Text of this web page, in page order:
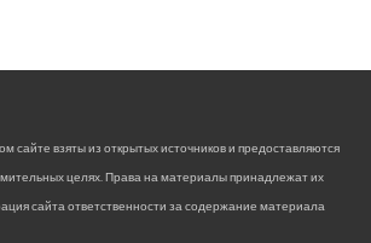
сайте взяты из открытых источников и предоставляются
целях. Права на материалы принадлежат их
сайта ответственности за содержание материала